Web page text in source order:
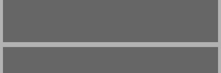
2. סדר הקונטרסים ... 18